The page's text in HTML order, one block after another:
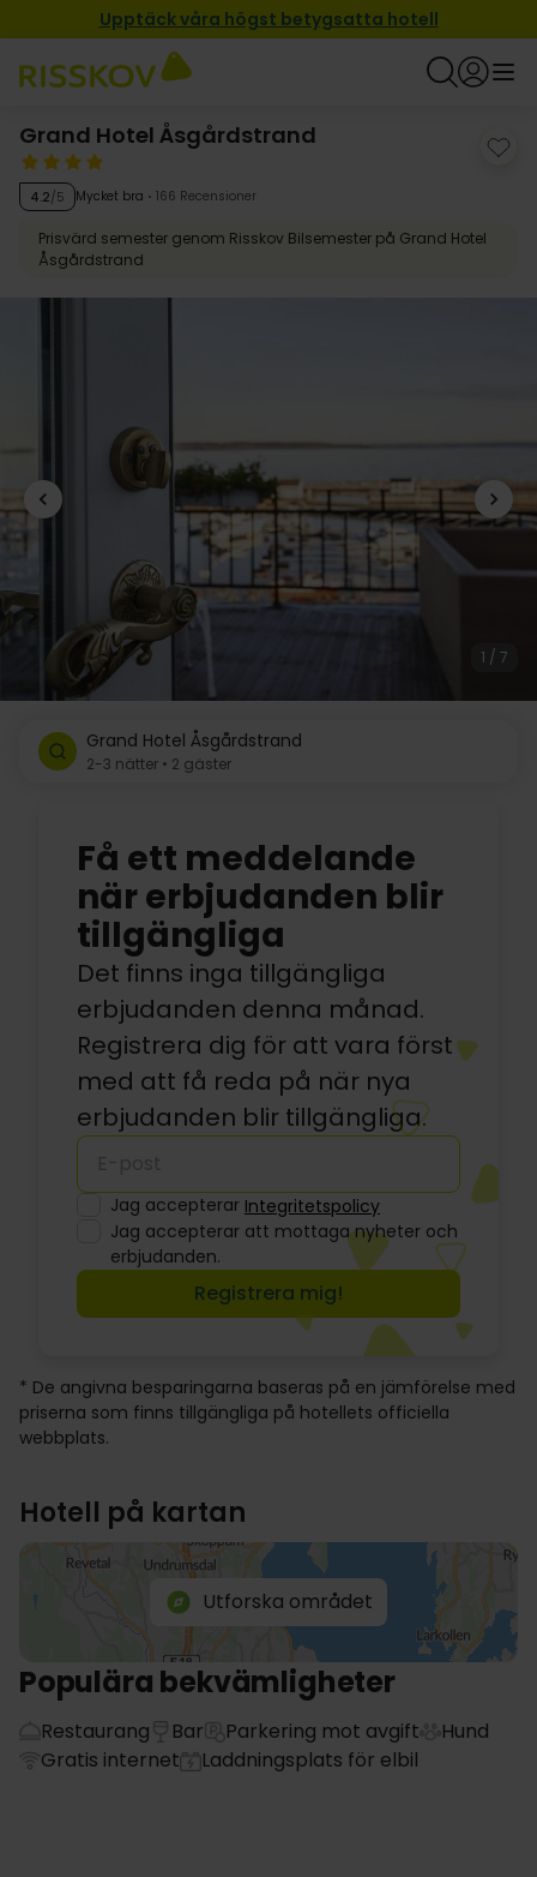
Upptäck våra högst betygsatta hotell
Grand Hotel Åsgårdstrand
4.2/5 Mycket bra 166 Recensioner
Prisvärd semester genom Risskov Bilsemester på Grand Hotel
Åsgårdstrand
1 / 7
Grand Hotel Åsgårdstrand
2-3 nätter • 2 gäster
Få ett meddelande
när erbjudanden blir
tillgängliga
Det finns inga tillgängliga
erbjudanden denna månad.
Registrera dig för att vara först
med att få reda på när nya
erbjudanden blir tillgängliga.
Jag accepterar Integritetspolicy
Jag accepterar att mottaga nyheter och
erbjudanden.
Registrera mig!
* De angivna besparingarna baseras på en jämförelse med
priserna som finns tillgängliga på hotellets officiella
webbplats.
Hotell på kartan
Utforska området
Populära bekvämligheter
Restaurang Bar Parkering mot avgift
Hund
Gratis internet
Laddningsplats för elbil